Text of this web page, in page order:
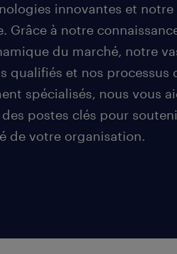
innovantes et notre
Grâce à notre
du marché, notre
qualifiés et nos processus
spécialisés, nous vous
postes clés pour
de votre organisation.